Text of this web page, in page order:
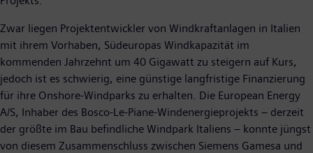
Zwar liegen Projektentwickler von Windkraftanlagen in Italien
mit ihrem Vorhaben, Südeuropas Windkapazität im
kommenden Jahrzehnt um 40 Gigawatt zu steigern auf Kurs,
jedoch ist es schwierig, eine günstige langfristige Finanzierung
für ihre Onshore-Windparks zu erhalten. Die European Energy
A/S, Inhaber des Bosco-Le-Piane-Windenergieprojekts – derzeit
der größte im Bau befindliche Windpark Italiens – konnte jüngst
von diesem Zusammenschluss zwischen Siemens Gamesa und